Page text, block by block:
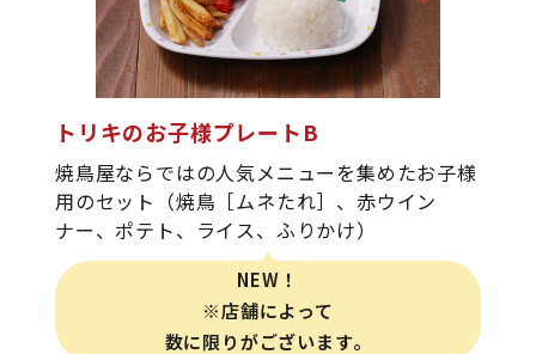
トリキのお子様プレートB
焼鳥屋ならではの人気メニューを集めたお子様
用のセット（焼鳥［ムネたれ］、赤ウイン
ナー、ポテト、ライス、ふりかけ）
NEW！
※店舗によって
数に限りがございます。